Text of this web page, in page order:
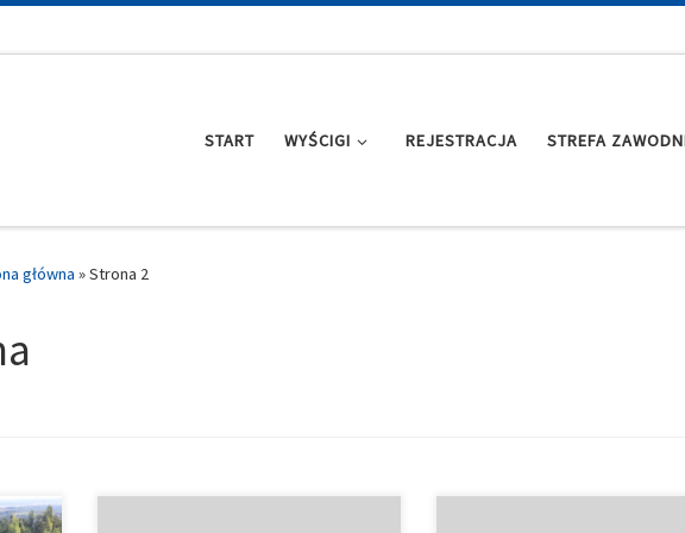
START WYŚCIGI REJESTRACJA STREFA
główna »Strona 2